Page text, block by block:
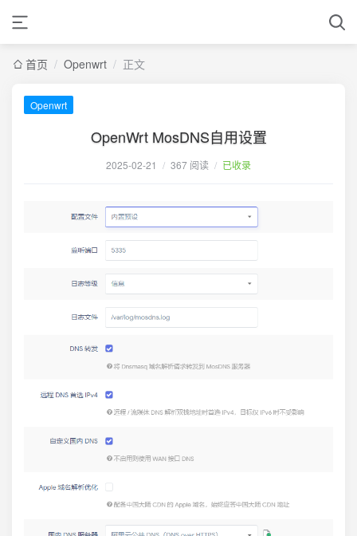
首页 / Openwrt / 正文
Openwrt
OpenWrt MosDNS自用设置
2025-02-21 / 367 阅读 / 已收录